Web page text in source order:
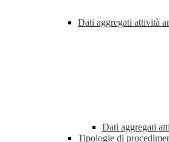
Dati aggregati attività
Dati aggregati
Tipologie di